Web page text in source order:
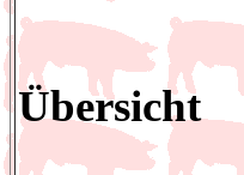
Übersicht